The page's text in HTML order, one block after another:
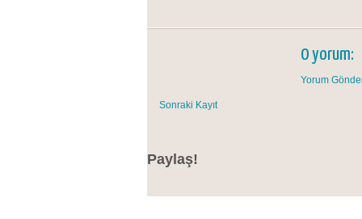
0 yorum:
Yorum
Sonraki Kayıt
Paylaş!